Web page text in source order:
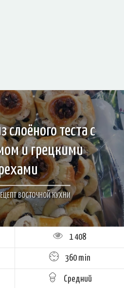
слоёного теста с
и грецкими
ВОСТОЧНОЙ КУХНИ
1 408
360 min
Средний